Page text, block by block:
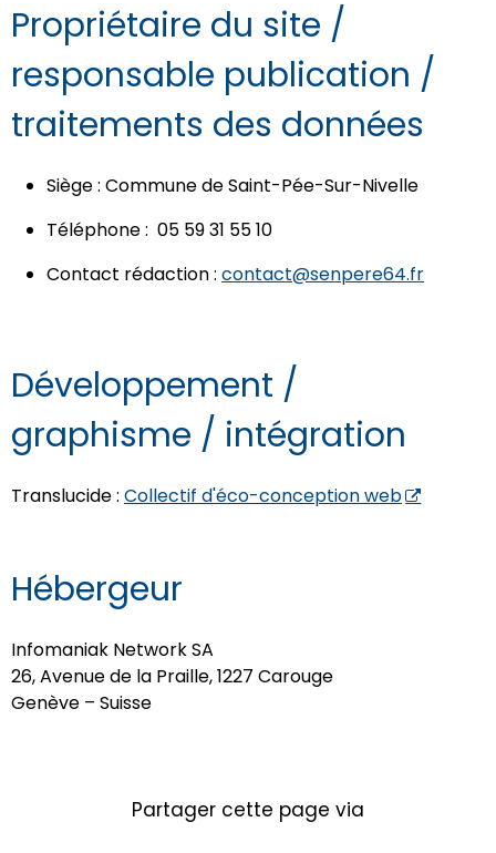
Propriétaire du site /
responsable publication /
traitements des données
Siège : Commune de Saint-Pée-Sur-Nivelle
Téléphone : 05 59 31 55 10
Contact rédaction : contact@senpere64.fr
Développement /
graphisme / intégration
Translucide : Collectif d'éco-conception web
Hébergeur
Infomaniak Network SA
26, Avenue de la Praille, 1227 Carouge
Genève – Suisse
Partager cette page via